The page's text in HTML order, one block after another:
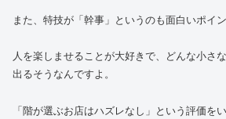
また、特技が「幹事」というのも面白いポイン
人を楽しませることが大好きで、どんな小さ
出るそうなんですよ。
「階が選ぶお店はハズレなし」という評価を